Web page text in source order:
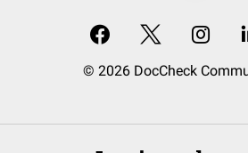
© 2026 DocCheck